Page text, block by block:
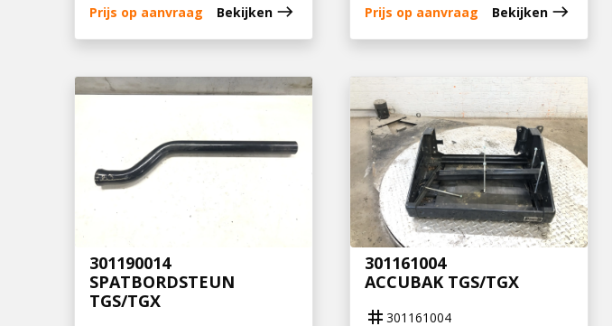
Prijs op aanvraag Bekijken east Prijs op aanvraag Bekijken east
301190014
SPATBORDSTEUN
TGS/TGX
301161004
ACCUBAK TGS/TGX
tag 301161004